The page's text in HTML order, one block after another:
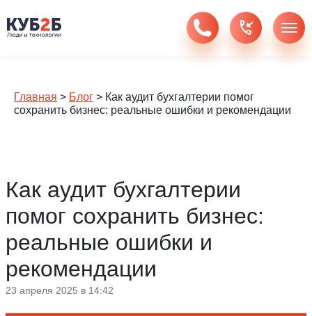
Главная > Блог > Как аудит бухгалтерии помог
сохранить бизнес: реальные ошибки и рекомендации
Как аудит бухгалтерии
помог сохранить бизнес:
реальные ошибки и
рекомендации
23 апреля 2025 в 14:42